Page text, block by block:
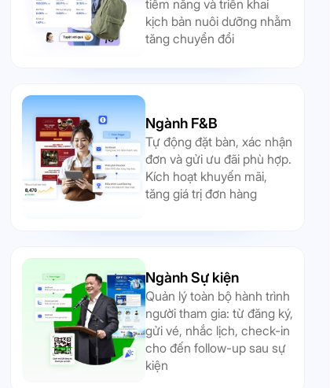
Ngành Sự kiện
Quản lý toàn bộ hành trình
người tham gia: từ đăng ký,
gửi vé, nhắc lịch, check-in
cho đến follow-up sau sự
kiện
tiềm năng và triển khai
kịch bản nuôi dưỡng nhằm
tăng chuyển đổi
Ngành F&B
Tự động đặt bàn, xác nhận
đơn và gửi ưu đãi phù hợp.
Kích hoạt khuyến mãi,
tăng giá trị đơn hàng